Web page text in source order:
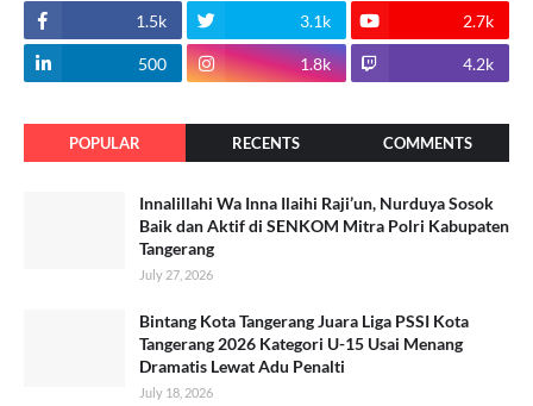
1.5k 3.1k 2.7k
500 1.8k 4.2k
POPULAR RECENTS COMMENTS
Innalillahi Wa Inna Ilaihi Raji’un, Nurduya Sosok
Baik dan Aktif di SENKOM Mitra Polri Kabupaten
Tangerang
July 27, 2026
Bintang Kota Tangerang Juara Liga PSSI Kota
Tangerang 2026 Kategori U-15 Usai Menang
Dramatis Lewat Adu Penalti
July 18, 2026